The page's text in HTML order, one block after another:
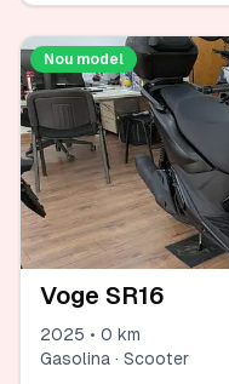
Nou model
Voge SR16
2025 • 0 km
Gasolina · Scooter